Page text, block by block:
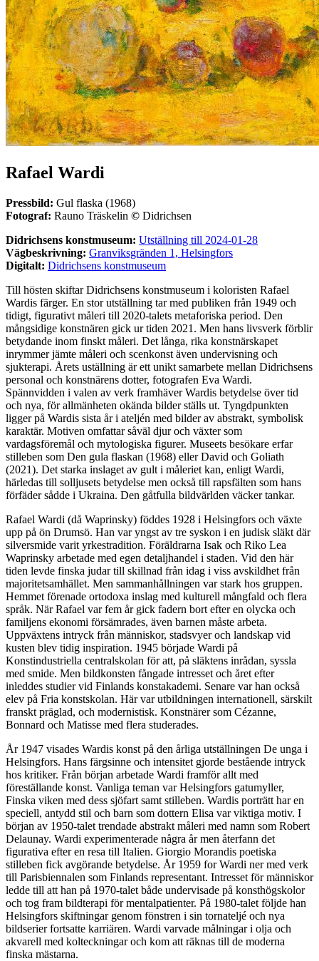
Rafael Wardi
Pressbild: Gul flaska (1968)
Fotograf: Rauno Träskelin © Didrichsen
Didrichsens konstmuseum: Utställning till 2024-01-28
Vägbeskrivning: Granviksgränden 1, Helsingfors
Digitalt: Didrichsens konstmuseum
Till hösten skiftar Didrichsens konstmuseum i koloristen Rafael
Wardis färger. En stor utställning tar med publiken från 1949 och
tidigt, figurativt måleri till 2020-talets metaforiska period. Den
mångsidige konstnären gick ur tiden 2021. Men hans livsverk förblir
betydande inom finskt måleri. Det långa, rika konstnärskapet
inrymmer jämte måleri och scenkonst även undervisning och
sjukterapi. Årets uställning är ett unikt samarbete mellan Didrichsens
personal och konstnärens dotter, fotografen Eva Wardi.
Spännvidden i valen av verk framhäver Wardis betydelse över tid
och nya, för allmänheten okända bilder ställs ut. Tyngdpunkten
ligger på Wardis sista år i ateljén med bilder av abstrakt, symbolisk
karaktär. Motiven omfattar såväl djur och växter som
vardagsföremål och mytologiska figurer. Museets besökare erfar
stilleben som Den gula flaskan (1968) eller David och Goliath
(2021). Det starka inslaget av gult i måleriet kan, enligt Wardi,
härledas till solljusets betydelse men också till rapsfälten som hans
förfäder sådde i Ukraina. Den gåtfulla bildvärlden väcker tankar.
Rafael Wardi (då Waprinsky) föddes 1928 i Helsingfors och växte
upp på ön Drumsö. Han var yngst av tre syskon i en judisk släkt där
silversmide varit yrkestradition. Föräldrarna Isak och Riko Lea
Waprinsky arbetade med egen detaljhandel i staden. Vid den här
tiden levde finska judar till skillnad från idag i viss avskildhet från
majoritetsamhället. Men sammanhållningen var stark hos gruppen.
Hemmet förenade ortodoxa inslag med kulturell mångfald och flera
språk. När Rafael var fem år gick fadern bort efter en olycka och
familjens ekonomi försämrades, även barnen måste arbeta.
Uppväxtens intryck från människor, stadsvyer och landskap vid
kusten blev tidig inspiration. 1945 började Wardi på
Konstindustriella centralskolan för att, på släktens inrådan, syssla
med smide. Men bildkonsten fångade intresset och året efter
inleddes studier vid Finlands konstakademi. Senare var han också
elev på Fria konstskolan. Här var utbildningen internationell, särskilt
franskt präglad, och modernistisk. Konstnärer som Cézanne,
Bonnard och Matisse med flera studerades.
År 1947 visades Wardis konst på den årliga utställningen De unga i
Helsingfors. Hans färgsinne och intensitet gjorde bestående intryck
hos kritiker. Från början arbetade Wardi framför allt med
föreställande konst. Vanliga teman var Helsingfors gatumyller,
Finska viken med dess sjöfart samt stilleben. Wardis porträtt har en
speciell, antydd stil och barn som dottern Elisa var viktiga motiv. I
början av 1950-talet trendade abstrakt måleri med namn som Robert
Delaunay. Wardi experimenterade några år men återfann det
figurativa efter en resa till Italien. Giorgio Morandis poetiska
stilleben fick avgörande betydelse. År 1959 for Wardi ner med verk
till Parisbiennalen som Finlands representant. Intresset för människor
ledde till att han på 1970-talet både undervisade på konsthögskolor
och tog fram bildterapi för mentalpatienter. På 1980-talet följde han
Helsingfors skiftningar genom fönstren i sin tornateljé och nya
bildserier fortsatte karriären. Wardi varvade målningar i olja och
akvarell med kolteckningar och kom att räknas till de moderna
finska mästarna.